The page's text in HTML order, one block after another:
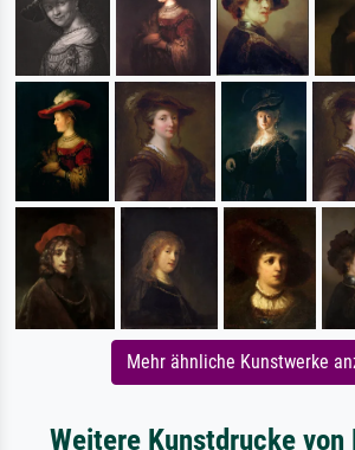
Mehr ähnliche Kunstwerke
Weitere Kunstdrucke von